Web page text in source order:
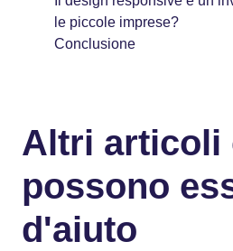
le piccole imprese?
Conclusione
Altri articoli
possono
d'aiuto